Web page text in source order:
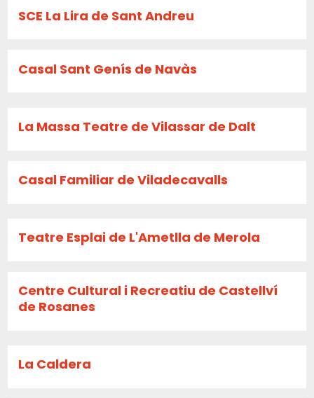
SCE La Lira de Sant Andreu
Casal Sant Genís de Navàs
La Massa Teatre de Vilassar de Dalt
Casal Familiar de Viladecavalls
Teatre Esplai de L'Ametlla de Merola
Centre Cultural i Recreatiu de Castellví
de Rosanes
La Caldera